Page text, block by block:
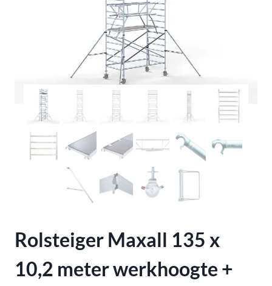
Rolsteiger Maxall 135 x
10,2 meter werkhoogte +